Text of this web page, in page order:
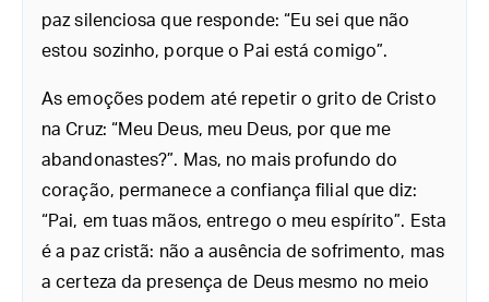
paz silenciosa que responde: “Eu sei que não
estou sozinho, porque o Pai está comigo”.
As emoções podem até repetir o grito de Cristo
na Cruz: “Meu Deus, meu Deus, por que me
abandonastes?”. Mas, no mais profundo do
coração, permanece a confiança filial que diz:
“Pai, em tuas mãos, entrego o meu espírito”. Esta
é a paz cristã: não a ausência de sofrimento, mas
a certeza da presença de Deus mesmo no meio